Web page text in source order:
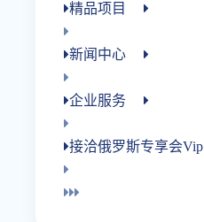
精品项目
新闻中心
企业服务
接洽俄罗斯专享会vip